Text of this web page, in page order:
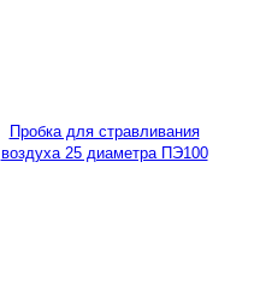
Пробка для стравливания
воздуха 25 диаметра ПЭ100